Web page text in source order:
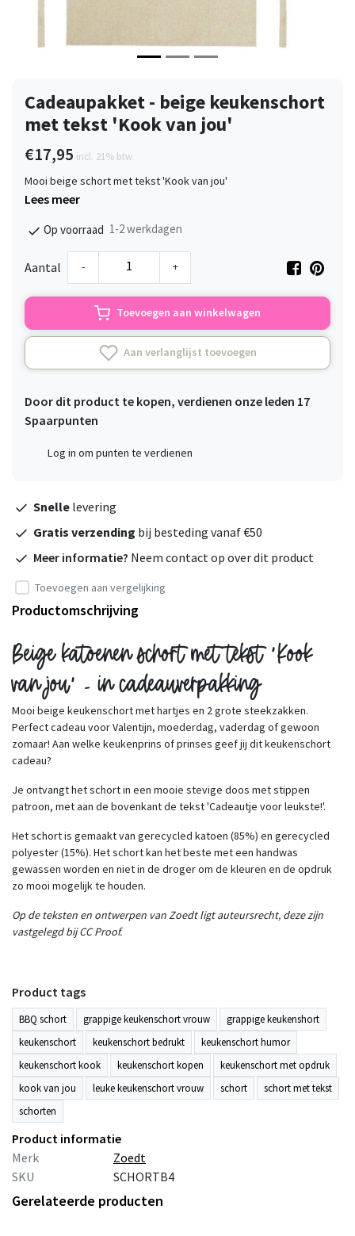
Cadeaupakket - beige keukenschort
met tekst 'Kook van jou'
€17,95 incl. 21% btw
Mooi beige schort met tekst 'Kook van jou'
Lees meer
Op voorraad 1-2 werkdagen
Aantal - +
Toevoegen aan winkelwagen
Aan verlanglijst toevoegen
Door dit product te kopen, verdienen onze leden 17
Spaarpunten
Log in om punten te verdienen
Snelle levering
Gratis verzending bij besteding vanaf €50
Meer informatie? Neem contact op over dit product
Toevoegen aan vergelijking
Productomschrijving
Beige katoenen schort met tekst 'Kook
van jou' - in cadeauverpakking
Mooi beige keukenschort met hartjes en 2 grote steekzakken.
Perfect cadeau voor Valentijn, moederdag, vaderdag of gewoon
zomaar! Aan welke keukenprins of prinses geef jij dit keukenschort
cadeau?
Je ontvangt het schort in een mooie stevige doos met stippen
patroon, met aan de bovenkant de tekst 'Cadeautje voor leukste!'.
Het schort is gemaakt van gerecycled katoen (85%) en gerecycled
polyester (15%). Het schort kan het beste met een handwas
gewassen worden en niet in de droger om de kleuren en de opdruk
zo mooi mogelijk te houden.
Op de teksten en ontwerpen van Zoedt ligt auteursrecht, deze zijn
vastgelegd bij CC Proof.
Product tags
BBQ schort grappige keukenschort vrouw
grappige keukenshort
keukenschort
keukenschort bedrukt
keukenschort humor
keukenschort kook
keukenschort kopen
keukenschort met opdruk
kook van jou
leuke keukenschort vrouw schort
schort met tekst
schorten
Product informatie
Merk
Zoedt
SKU
SCHORTB4
Gerelateerde producten